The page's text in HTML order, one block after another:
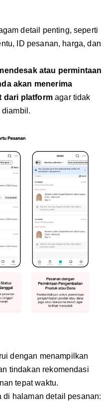
detail penting, seperti
ID pesanan, harga, dan
atau permintaan
akan menerima
dari platformagar tidak
diambil.
dengan menampilkan
tindakan rekomendasi
tepat waktu.
di halaman detail pesanan: